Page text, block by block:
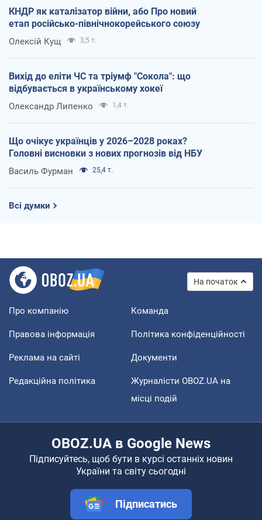
КНДР як каталізатор війни, або Про новий
етап російсько-північнокорейського союзу
Олексій Кущ 3,5 т.
Вихід до еліти ЧС та тріумф "Сокола": що
відбувається в українському хокеї
Олександр Липенко 1,4 т.
Що очікує українців у 2026–2028 роках?
Головні висновки з нових прогнозів від НБУ
Василь Фурман 25,4 т.
Всі думки
На початок
Про компанію Команда
Правова інформація Політика конфіденційності
Реклама на сайті Документи
Редакційна політика
Журналісти OBOZ.UA на
місці подій
OBOZ.UA в Google News
Підписуйтесь, щоб бути в курсі останніх новин
України та світу сьогодні
Підписатись